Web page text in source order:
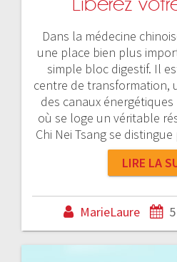
Dans la médecine
une place bien plus
simple bloc digestif. Il
centre de transformation,
des canaux
où se loge un véritable
Chi Nei Tsang se
LIRE LA
MarieLaure